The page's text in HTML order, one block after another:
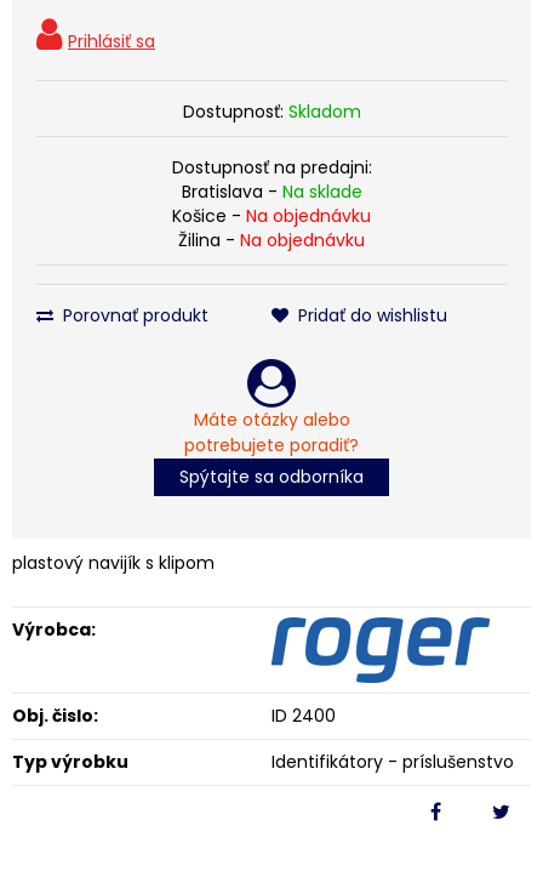
Dostupnosť: Skladom
Dostupnosť na predajni:
Bratislava - Na sklade
Košice - Na objednávku
Žilina - Na objednávku
Porovnať produkt Pridať do wishlistu
Máte otázky alebo
potrebujete poradiť?
Spýtajte sa odborníka
plastový navijík s klipom
Výrobca:
Obj. čislo:
ID 2400
Typ výrobku
Identifikátory - príslušenstvo